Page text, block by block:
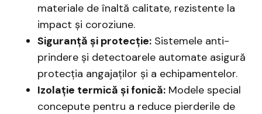
materiale de înaltă calitate, rezistente la
impact și coroziune.
Siguranță și protecție: Sistemele anti-
prindere și detectoarele automate asigură
protecția angajaților și a echipamentelor.
Izolație termică și fonică: Modele special
concepute pentru a reduce pierderile de